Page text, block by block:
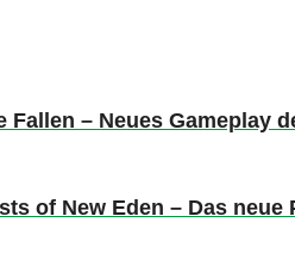
Fallen – Neues Gameplay
of New Eden – Das neue